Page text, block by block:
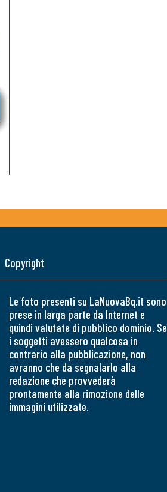
Copyright
Le foto presenti su LaNuovaBq.it sono
prese in larga parte da Internet e
quindi valutate di pubblico dominio. Se
i soggetti avessero qualcosa in
contrario alla pubblicazione, non
avranno che da segnalarlo alla
redazione che provvederà
prontamente alla rimozione delle
immagini utilizzate.